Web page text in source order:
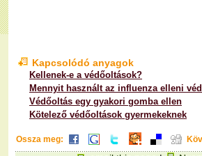
Kapcsolódó anyagok
Kellenek-e a védőoltások?
Mennyit használt az influenza elleni
Védőoltás egy gyakori gomba ellen
Kötelező védőoltások gyermekeknek
Ossza meg: